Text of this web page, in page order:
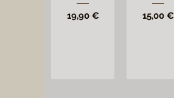
Prix
19,90 € Prix
15,00 €